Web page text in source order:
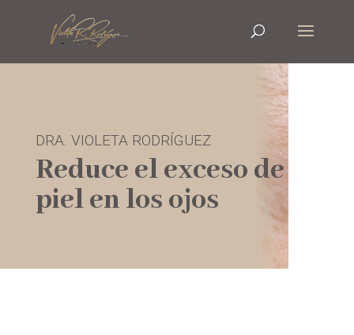
DRA. VIOLETA RODRÍGUEZ
Reduce el exceso de
piel en los ojos